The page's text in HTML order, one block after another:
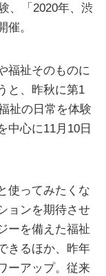
、「2020年、渋
。
福祉そのものに
と、昨秋に第1
祉の日常を体験
中心に11月10日
使ってみたくな
ョンを期待させ
ーを備えた福祉
きるほか、昨年
ーアップ。従来